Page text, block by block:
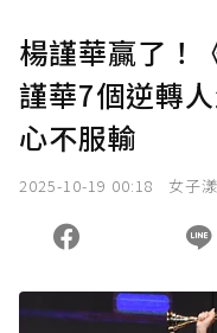
楊謹華贏了！
謹華7個逆轉
心不服輸
2025-10-19 00:18 女子